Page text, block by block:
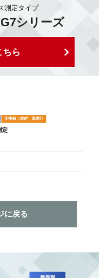
測定タイプ
シリーズ
ちら
非接触（放射）温度計
定
に戻る